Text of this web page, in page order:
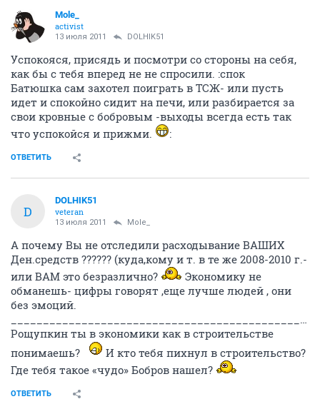
Mole_
activist
13 июля 2011 DOLHIK51
Успокояся, присядь и посмотри со стороны на себя,
как бы с тебя вперед не не спросили. :спок
Батюшка сам захотел поиграть в ТСЖ- или пусть
идет и спокойно сидит на печи, или разбирается за
свои кровные с бобровым -выходы всегда есть так
что успокойся и прижми.
:
ОТВЕТИТЬ
D
DOLHIK51
veteran
13 июля 2011 Mole_
А почему Вы не отследили расходывание ВАШИХ
Ден.средств ?????? (куда,кому и т. в те же 2008-2010 г.-
или ВАМ это безразлично?
Экономику не
обманешь- цифры говорят ,еще лучше людей , они
без эмоций.
Рощупкин ты в экономики как в строительстве
понимаешь?
И кто тебя пихнул в строительство?
Где тебя такое «чудо» Бобров нашел?
ОТВЕТИТЬ